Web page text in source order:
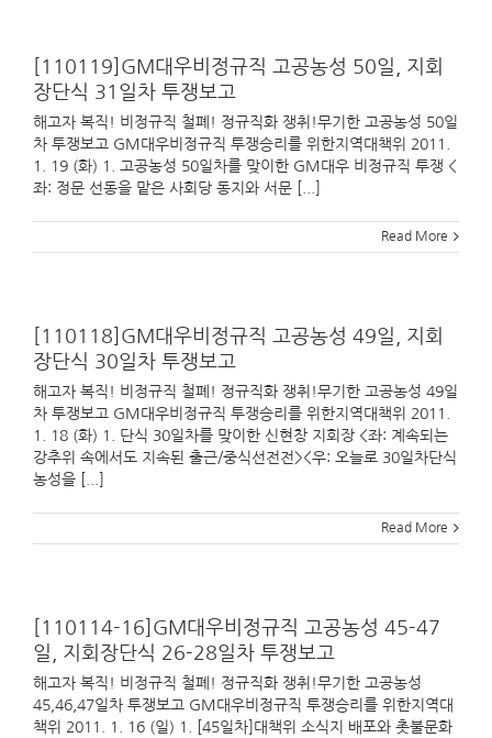
[110119]GM대우비정규직 고공농성 50일, 지회
장단식 31일차 투쟁보고
해고자 복직! 비정규직 철폐! 정규직화 쟁취!무기한 고공농성 50일
차 투쟁보고 GM대우비정규직 투쟁승리를 위한지역대책위 2011.
1. 19 (화) 1. 고공농성 50일차를 맞이한 GM대우 비정규직 투쟁 <
좌: 정문 선동을 맡은 사회당 동지와 서문 [...]
Read More
[110118]GM대우비정규직 고공농성 49일, 지회
장단식 30일차 투쟁보고
해고자 복직! 비정규직 철폐! 정규직화 쟁취!무기한 고공농성 49일
차 투쟁보고 GM대우비정규직 투쟁승리를 위한지역대책위 2011.
1. 18 (화) 1. 단식 30일차를 맞이한 신현창 지회장 <좌: 계속되는
강추위 속에서도 지속된 출근/중식선전전><우: 오늘로 30일차단식
농성을 [...]
Read More
[110114-16]GM대우비정규직 고공농성 45-47
일, 지회장단식 26-28일차 투쟁보고
해고자 복직! 비정규직 철폐! 정규직화 쟁취!무기한 고공농성
45,46,47일차 투쟁보고 GM대우비정규직 투쟁승리를 위한지역대
책위 2011. 1. 16 (일) 1. [45일차]대책위 소식지 배포와 촛불문화